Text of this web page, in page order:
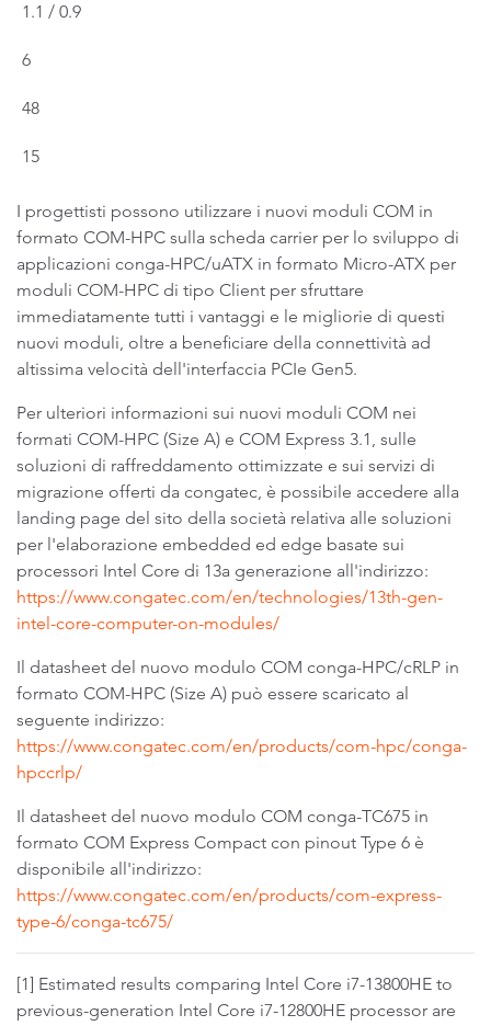
1.1 / 0.9
6
48
15
I progettisti possono utilizzare i nuovi moduli COM in
formato COM-HPC sulla scheda carrier per lo sviluppo di
applicazioni conga-HPC/uATX in formato Micro-ATX per
moduli COM-HPC di tipo Client per sfruttare
immediatamente tutti i vantaggi e le migliorie di questi
nuovi moduli, oltre a beneficiare della connettività ad
altissima velocità dell'interfaccia PCIe Gen5.
Per ulteriori informazioni sui nuovi moduli COM nei
formati COM-HPC (Size A) e COM Express 3.1, sulle
soluzioni di raffreddamento ottimizzate e sui servizi di
migrazione offerti da congatec, è possibile accedere alla
landing page del sito della società relativa alle soluzioni
per l'elaborazione embedded ed edge basate sui
processori Intel Core di 13a generazione all'indirizzo:
https://www.congatec.com/en/technologies/13th-gen-
intel-core-computer-on-modules/
Il datasheet del nuovo modulo COM conga-HPC/cRLP in
formato COM-HPC (Size A) può essere scaricato al
seguente indirizzo:
https://www.congatec.com/en/products/com-hpc/conga-
hpccrlp/
Il datasheet del nuovo modulo COM conga-TC675 in
formato COM Express Compact con pinout Type 6 è
disponibile all'indirizzo:
https://www.congatec.com/en/products/com-express-
type-6/conga-tc675/
[1] Estimated results comparing Intel Core i7-13800HE to
previous-generation Intel Core i7-12800HE processor are